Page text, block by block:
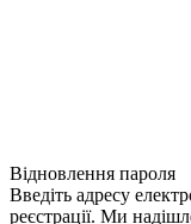
Відновлення пароля
Введіть адресу
реєстрації. Ми